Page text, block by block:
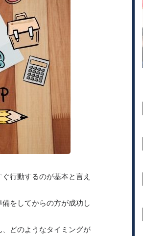
行動するのが基本と言え
をしてからの方が成功し
どのようなタイミングが